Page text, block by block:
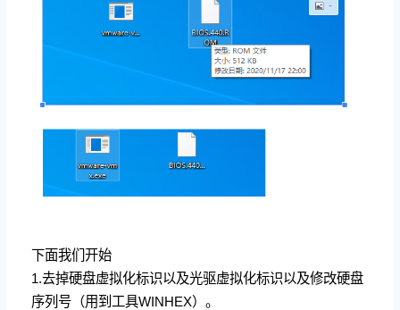
下面我们开始
1.去掉硬盘虚拟化标识以及光驱虚拟化标识以及修改硬盘
序列号（用到工具WINHEX）。